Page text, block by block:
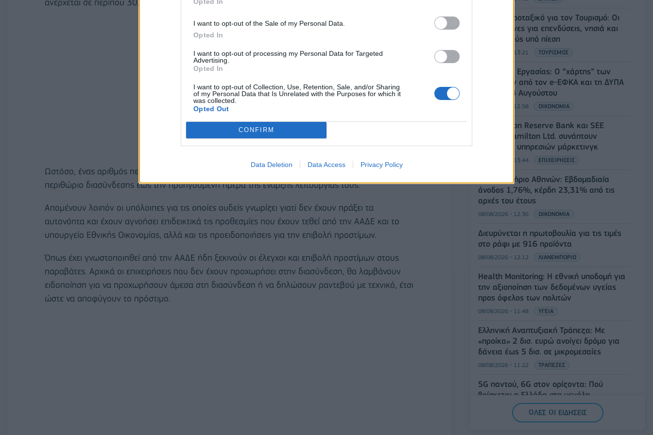
I want to opt-out of the Sale of my Personal Data.
Opted In
I want to opt-out of processing my Personal Data for Targeted
Advertising.
Opted In
I want to opt-out of Collection, Use, Retention, Sale, and/or Sharing
of my Personal Data that Is Unrelated with the Purposes for which it
was collected.
Opted Out
CONFIRM
Data Deletion Data Access Privacy Policy
Ωστόσο, ένας αριθμός περί τις 20.000 είναι εποχικές επιχειρήσεις οι οποίες εκ του νόμου έχουν
περιθώριο διασύνδεσης έως την προηγουμένη ημέρα της έναρξης λειτουργίας τους.
Απομένουν λοιπόν οι υπόλοιπες για τις οποίες ουδείς γνωρίζει γιατί δεν έχουν πράξει τα
αυτονόητα και έχουν αγνοήσει επιδεικτικά τις προθεσμίες που έχουν τεθεί από την ΑΑΔΕ και το
υπουργείο Εθνικής Οικονομίας, αλλά και τις προειδοποιήσεις για την επιβολή προστίμων.
Όπως έχει γνωστοποιηθεί από την ΑΑΔΕ ήδη ξεκινούν οι έλεγχοι και επιβολή προστίμων στους
παραβάτες. Αρχικά οι επιχειρήσεις που δεν έχουν προχωρήσει στην διασύνδεση, θα λαμβάνουν
ειδοποίηση για να προχωρήσουν άμεσα στη διασύνδεση ή να δηλώσουν ραντεβού με τεχνικό, έτσι
ώστε να αποφύγουν το πρόστιμο.
Ειδικό Χωροταξικό για τον Τουρισμό: Οι
νέοι κανόνες για επενδύσεις, νησιά και
προορισμούς υπό πίεση
08/08/2026 - 13:21 ΤΟΥΡΙΣΜΟΣ
Υπουργείο Εργασίας: Ο “χάρτης” των
πληρωμών από τον e-ΕΦΚΑ και τη ΔΥΠΑ
έως τις 14 Αυγούστου
08/08/2026 - 12:58 ΟΙΚΟΝΟΜΙΑ
Οι Hamilton Reserve Bank και SEE
Capital Hamilton Ltd. συνάπτουν
συμφωνία υπηρεσιών μάρκετινγκ
08/08/2026 - 13:44 ΕΠΙΧΕΙΡΗΣΕΙΣ
Χρηματιστήριο Αθηνών: Εβδομαδιαία
άνοδος 1,76%, κέρδη 23,31% από τις
αρχές του έτους
08/08/2026 - 12:36 ΟΙΚΟΝΟΜΙΑ
Διευρύνεται η πρωτοβουλία για τις τιμές
στο ράφι με 916 προϊόντα
08/08/2026 - 12:12 ΛΙΑΝΕΜΠΟΡΙΟ
Health Monitoring: Η εθνική υποδομή για
την αξιοποίηση των δεδομένων υγείας
προς όφελος των πολιτών
08/08/2026 - 11:48 ΥΓΕΙΑ
Ελληνική Αναπτυξιακή Τράπεζα: Με
«προίκα» 2 δισ. ευρώ ανοίγει δρόμο για
δάνεια έως 5 δισ. σε μικρομεσαίες
08/08/2026 - 11:22 ΤΡΑΠΕΖΕΣ
5G παντού, 6G στον ορίζοντα: Πού
βρίσκεται η Ελλάδα στη μεγάλη
τεχνολογική μετάβαση
08/08/2026 - 10:54
ΟΛΕΣ ΟΙ ΕΙΔΗΣΕΙΣ